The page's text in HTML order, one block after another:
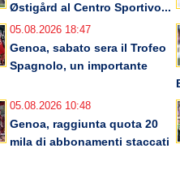
Østigård al Centro Sportivo...
05.08.2026 18:47
Genoa, sabato sera il Trofeo
Spagnolo, un importante
05.08.2026 10:48
Genoa, raggiunta quota 20
mila di abbonamenti staccati